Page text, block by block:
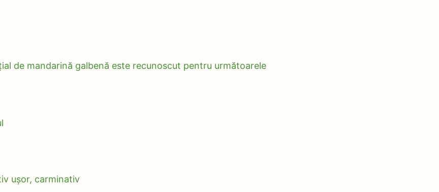
de mandarină galbenă este recunoscut pentru următoarele
ușor, carminativ